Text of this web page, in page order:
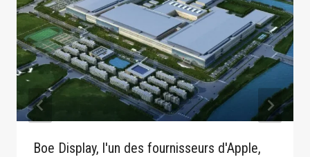
Boe Display, l'un des fournisseurs d'Apple,